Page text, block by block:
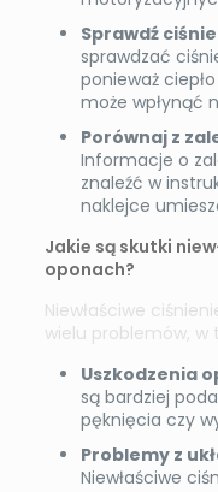
Sprawdź
sprawdzać
ponieważ
może wpłynąć
Porównaj z
Informacje o
znaleźć w
naklejce
Jakie są skutki
oponach?
Niewłaściwe
wielu problemów, w
Uszkodzenia
są bardziej
pęknięcia czy
Problemy z
Niewłaściwe